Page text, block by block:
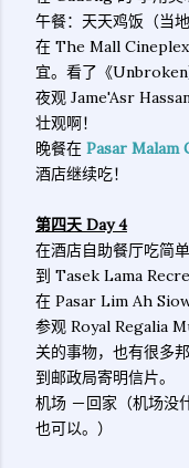
午餐：天天鸡饭（当
在 The Mall
宜。看了《Unbroken
夜观 Jame'Asr
壮观啊！
晚餐在 Pasar Malam
酒店继续吃！
第四天 Day 4
在酒店自助餐厅吃简单
到 Tasek Lama
在 Pasar Lim Ah
参观 Royal Regalia
关的事物，也有很多
到邮政局寄明信片。
机场 －回家（机场没
也可以。）